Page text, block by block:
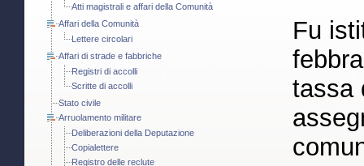
Atti magistrali e affari della Comunità
Affari della Comunità
Lettere circolari
Affari di strade e fabbriche
Registri di accolli
Scritte di accolli
Stato civile
Arruolamento militare
Deliberazioni della Deputazione
Copialettere
Registro delle reclute
Fu
tassa